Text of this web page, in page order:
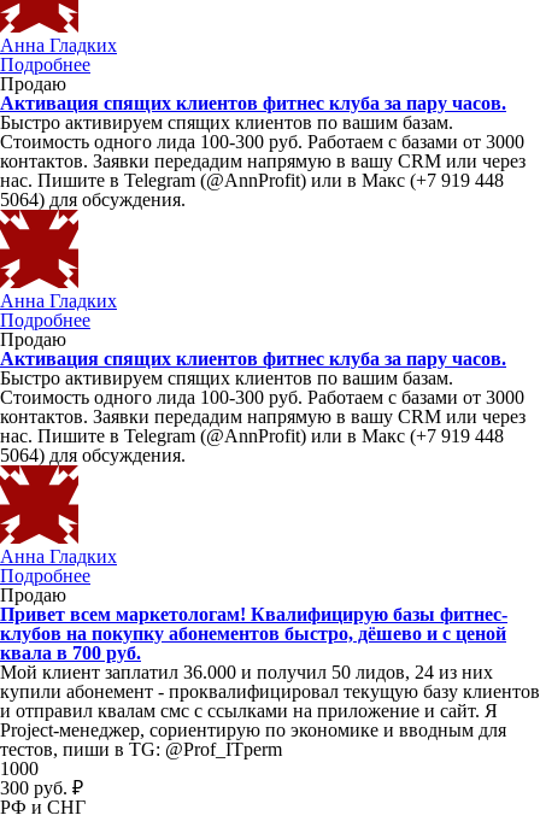
Анна Гладких
Подробнее
Продаю
Активация спящих клиентов фитнес клуба за пару часов.
Быстро активируем спящих клиентов по вашим базам.
Стоимость одного лида 100-300 руб. Работаем с базами от 3000
контактов. Заявки передадим напрямую в вашу CRM или через
нас. Пишите в Telegram (@AnnProfit) или в Макс (+7 919 448
5064) для обсуждения.
Анна Гладких
Подробнее
Продаю
Активация спящих клиентов фитнес клуба за пару часов.
Быстро активируем спящих клиентов по вашим базам.
Стоимость одного лида 100-300 руб. Работаем с базами от 3000
контактов. Заявки передадим напрямую в вашу CRM или через
нас. Пишите в Telegram (@AnnProfit) или в Макс (+7 919 448
5064) для обсуждения.
Анна Гладких
Подробнее
Продаю
Привет всем маркетологам! Квалифицирую базы фитнес-
клубов на покупку абонементов быстро, дёшево и с ценой
квала в 700 руб.
Мой клиент заплатил 36.000 и получил 50 лидов, 24 из них
купили абонемент - проквалифицировал текущую базу клиентов
и отправил квалам смс с ссылками на приложение и сайт. Я
Project-менеджер, сориентирую по экономике и вводным для
тестов, пиши в TG: @Prof_ITperm
1000
300 руб. ₽
РФ и СНГ